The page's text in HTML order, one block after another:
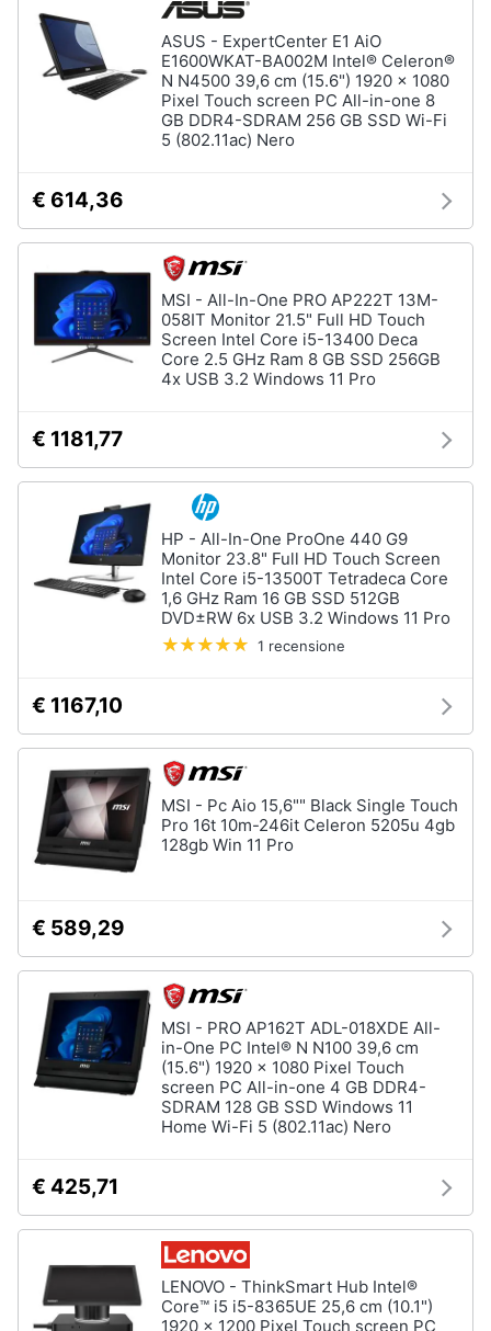
ASUS - ExpertCenter E1 AiO
E1600WKAT-BA002M Intel® Celeron®
N N4500 39,6 cm (15.6") 1920 x 1080
Pixel Touch screen PC All-in-one 8
GB DDR4-SDRAM 256 GB SSD Wi-Fi
5 (802.11ac) Nero
€ 614,36
MSI - All-In-One PRO AP222T 13M-
058IT Monitor 21.5" Full HD Touch
Screen Intel Core i5-13400 Deca
Core 2.5 GHz Ram 8 GB SSD 256GB
4x USB 3.2 Windows 11 Pro
€ 1181,77
HP - All-In-One ProOne 440 G9
Monitor 23.8" Full HD Touch Screen
Intel Core i5-13500T Tetradeca Core
1,6 GHz Ram 16 GB SSD 512GB
DVD±RW 6x USB 3.2 Windows 11 Pro
1 recensione
€ 1167,10
MSI - Pc Aio 15,6"" Black Single Touch
Pro 16t 10m-246it Celeron 5205u 4gb
128gb Win 11 Pro
€ 589,29
MSI - PRO AP162T ADL-018XDE All-
in-One PC Intel® N N100 39,6 cm
(15.6") 1920 x 1080 Pixel Touch
screen PC All-in-one 4 GB DDR4-
SDRAM 128 GB SSD Windows 11
Home Wi-Fi 5 (802.11ac) Nero
€ 425,71
LENOVO - ThinkSmart Hub Intel®
Core™ i5 i5-8365UE 25,6 cm (10.1")
1920 x 1200 Pixel Touch screen PC